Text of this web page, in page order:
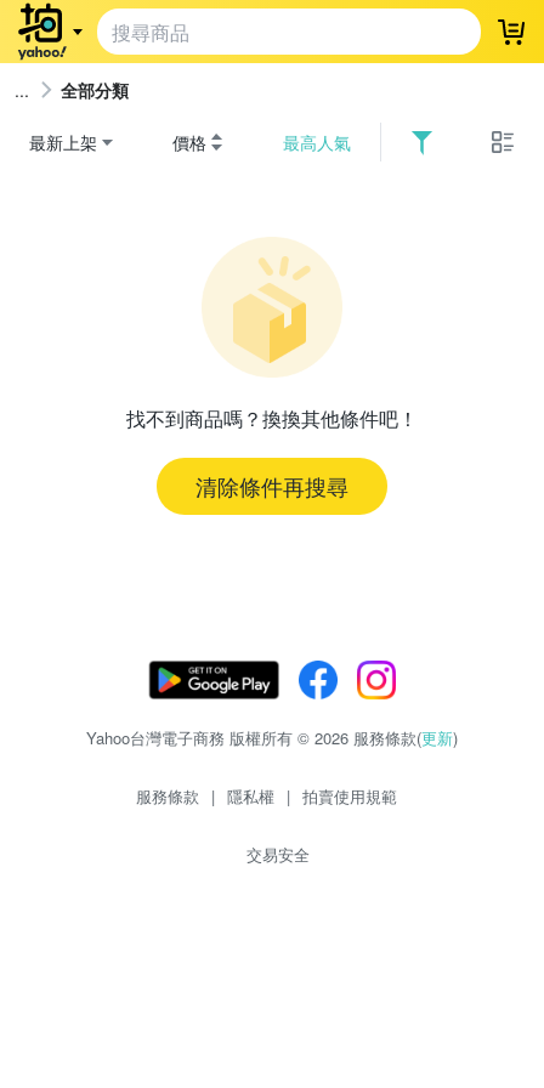
登
全部分類
最新上架 價格 最高人氣
找不到商品嗎？換換其他條件吧！
清除條件再搜尋
Yahoo台灣電子商務 版權所有 © 2026 服務條款(更新)
服務條款 | 隱私權 | 拍賣使用規範
交易安全